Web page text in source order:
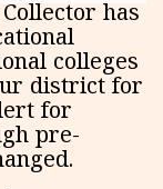
has
colleges
district for
for
pre-